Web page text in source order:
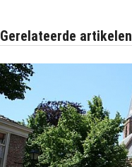
Gerelateerde artikelen